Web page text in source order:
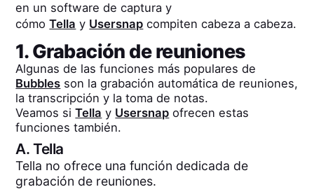
en un software de captura y
cómoTella y Usersnap compiten cabeza a cabeza.
1. Grabación de reuniones
Algunas de las funciones más populares de
Bubbles son la grabación automática de reuniones,
la transcripción y la toma de notas.
Veamos siTella y Usersnap ofrecen estas
funciones también.
A.Tella
Tella no ofrece una función dedicada de
grabación de reuniones.